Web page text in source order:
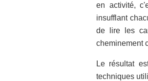
en activité,
insufflant
de lire les
cheminement
Le résultat
techniques